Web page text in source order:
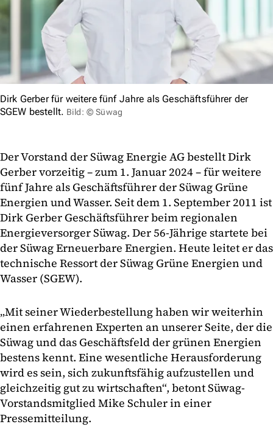
Dirk Gerber für weitere fünf Jahre als Geschäftsführer der
SGEW bestellt. Bild: © Süwag
Der Vorstand der Süwag Energie AG bestellt Dirk
Gerber vorzeitig – zum 1. Januar 2024 – für weitere
fünf Jahre als Geschäftsführer der Süwag Grüne
Energien und Wasser. Seit dem 1. September 2011 ist
Dirk Gerber Geschäftsführer beim regionalen
Energieversorger Süwag. Der 56-Jährige startete bei
der Süwag Erneuerbare Energien. Heute leitet er das
technische Ressort der Süwag Grüne Energien und
Wasser (SGEW).
„Mit seiner Wiederbestellung haben wir weiterhin
einen erfahrenen Experten an unserer Seite, der die
Süwag und das Geschäftsfeld der grünen Energien
bestens kennt. Eine wesentliche Herausforderung
wird es sein, sich zukunftsfähig aufzustellen und
gleichzeitig gut zu wirtschaften“, betont Süwag-
Vorstandsmitglied Mike Schuler in einer
Pressemitteilung.